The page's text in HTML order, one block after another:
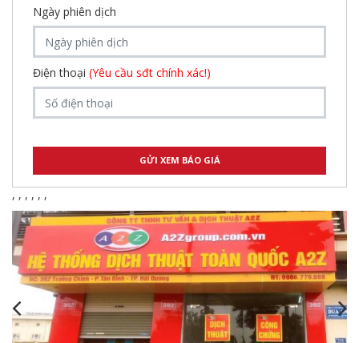
Ngày phiên dịch
Điện thoại (Yêu cầu sđt chính xác!)
, , , , , ,